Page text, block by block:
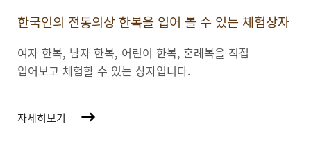
한국인의 전통의상 한복을 입어 볼 수 있는 체험상자
여자 한복, 남자 한복, 어린이 한복, 혼례복을 직접
입어보고 체험할 수 있는 상자입니다.
자세히보기